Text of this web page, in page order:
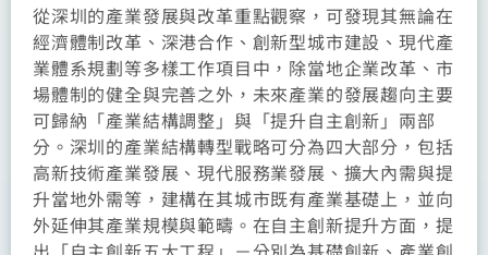
從深圳的產業發展與改革重點觀察，可發現其無論在
經濟體制改革、深港合作、創新型城市建設、現代產
業體系規劃等多樣工作項目中，除當地企業改革、市
場體制的健全與完善之外，未來產業的發展趨向主要
可歸納「產業結構調整」與「提升自主創新」兩部
分。深圳的產業結構轉型戰略可分為四大部分，包括
高新技術產業發展、現代服務業發展、擴大內需與提
升當地外需等，建構在其城市既有產業基礎上，並向
外延伸其產業規模與範疇。在自主創新提升方面，提